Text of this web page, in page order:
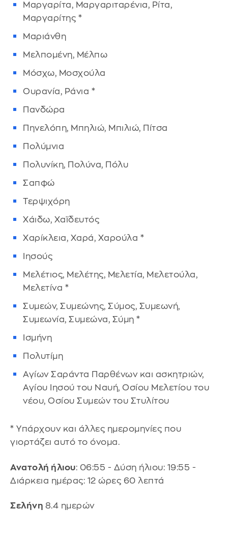
Μαργαρίτα, Μαργαριταρένια, Ρίτα,
Μαργαρίτης *
Μαριάνθη
Μελπομένη, Μέλπω
Μόσχω, Μοσχούλα
Ουρανία, Ράνια *
Πανδώρα
Πηνελόπη, Μπηλιώ, Μπιλιώ, Πίτσα
Πολύμνια
Πολυνίκη, Πολύνα, Πόλυ
Σαπφώ
Τερψιχόρη
Χάιδω, Χαϊδευτός
Χαρίκλεια, Χαρά, Χαρούλα *
Ιησούς
Μελέτιος, Μελέτης, Μελετία, Μελετούλα,
Μελετίνα *
Συμεών, Συμεώνης, Σύμος, Συμεωνή,
Συμεωνία, Συμεώνα, Σύμη *
Ισμήνη
Πολυτίμη
Αγίων Σαράντα Παρθένων και ασκητριών,
Αγίου Ιησού του Ναυή, Οσίου Μελετίου του
νέου, Οσίου Συμεών του Στυλίτου
* Υπάρχουν και άλλες ημερομηνίες που
γιορτάζει αυτό το όνομα.
Ανατολή ήλιου: 06:55 - Δύση ήλιου: 19:55 -
Διάρκεια ημέρας: 12 ώρες 60 λεπτά
Σελήνη 8.4 ημερών